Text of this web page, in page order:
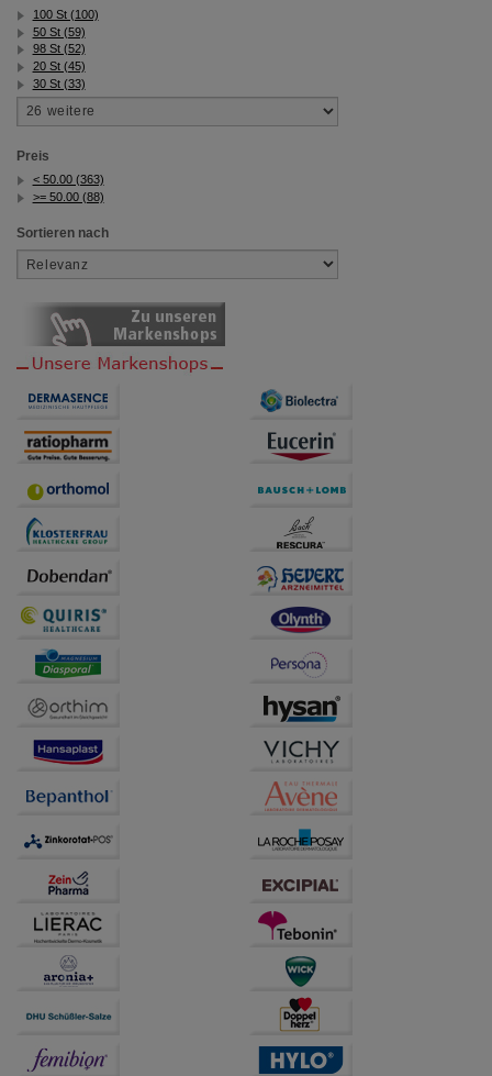
100 St (100)
50 St (59)
98 St (52)
20 St (45)
30 St (33)
Preis
< 50.00 (363)
>= 50.00 (88)
Sortieren nach